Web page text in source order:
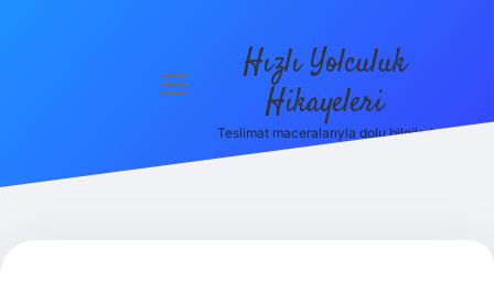
menüyü
Hızlı Yolculuk
Hikayeleri
Teslimat maceralarıyla dolu bilgiler!